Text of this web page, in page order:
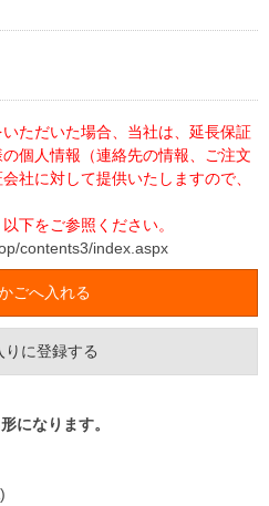
ただいた場合、当社は、延長保証
個人情報（連絡先の情報、ご注文
社に対して提供いたしますので、
下をご参照ください。
contents3/index.aspx
りに登録する
になります。